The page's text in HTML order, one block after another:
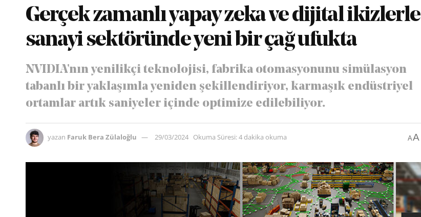
Gerçek zamanlı yapay zeka ve dijital ikizlerle
sanayi sektöründe yeni bir çağ ufukta
NVIDIA'nın yenilikçi teknolojisi, fabrika otomasyonunu simülasyon
tabanlı bir yaklaşımla yeniden şekillendiriyor, karmaşık endüstriyel
ortamlar artık saniyeler içinde optimize edilebiliyor.
yazan Faruk Bera Zülaloğlu 29/03/2024 Okuma Süresi: 4 dakika okuma AA